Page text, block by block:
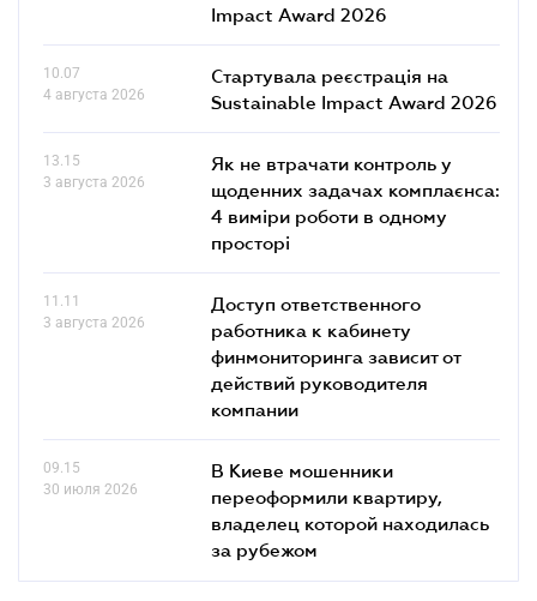
Impact Award 2026
10.07
4 августа 2026
Стартувала реєстрація на
Sustainable Impact Award 2026
13.15
3 августа 2026
Як не втрачати контроль у
щоденних задачах комплаєнса:
4 виміри роботи в одному
просторі
11.11
3 августа 2026
Доступ ответственного
работника к кабинету
финмониторинга зависит от
действий руководителя
компании
09.15
30 июля 2026
В Киеве мошенники
переоформили квартиру,
владелец которой находилась
за рубежом